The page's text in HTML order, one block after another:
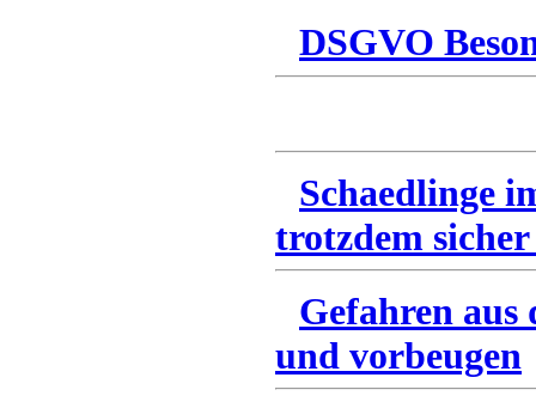
DSGVO
Schaedlinge
trotzdem
Gefahren
und vorbeugen